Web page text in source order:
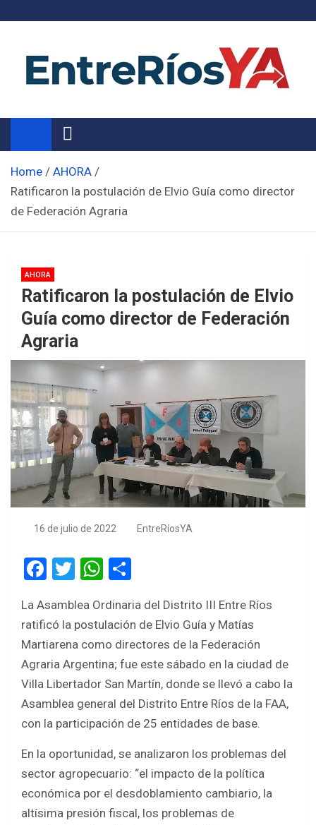
Noticias de Entre Ríos
Información de toda la provincia ahora
Home
AHORA
Ratificaron la postulación de Elvio Guía como director
de Federación Agraria
AHORA
Ratificaron la postulación de Elvio
Guía como director de Federación
Agraria
16 de julio de 2022 EntreRíosYA
F
ce
b
o
o
k
T
tt
er
W
at
s
A
p
p
ar
e
La Asamblea Ordinaria del Distrito III Entre Ríos
ratificó la postulación de Elvio Guía y Matías
Martiarena como directores de la Federación
Agraria Argentina; fue este sábado en la ciudad de
Villa Libertador San Martín, donde se llevó a cabo la
Asamblea general del Distrito Entre Ríos de la FAA,
con la participación de 25 entidades de base.
En la oportunidad, se analizaron los problemas del
sector agropecuario: “el impacto de la política
económica por el desdoblamiento cambiario, la
altísima presión fiscal, los problemas de